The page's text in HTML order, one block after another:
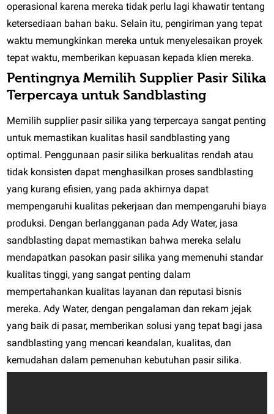
operasional karena mereka tidak perlu lagi khawatir tentang
ketersediaan bahan baku. Selain itu, pengiriman yang tepat
waktu memungkinkan mereka untuk menyelesaikan proyek
tepat waktu, memberikan kepuasan kepada klien mereka.
Pentingnya Memilih Supplier Pasir Silika
Terpercaya untuk Sandblasting
Memilih supplier pasir silika yang terpercaya sangat penting
untuk memastikan kualitas hasil sandblasting yang
optimal. Penggunaan pasir silika berkualitas rendah atau
tidak konsisten dapat menghasilkan proses sandblasting
yang kurang efisien, yang pada akhirnya dapat
mempengaruhi kualitas pekerjaan dan mempengaruhi biaya
produksi. Dengan berlangganan pada Ady Water, jasa
sandblasting dapat memastikan bahwa mereka selalu
mendapatkan pasokan pasir silika yang memenuhi standar
kualitas tinggi, yang sangat penting dalam
mempertahankan kualitas layanan dan reputasi bisnis
mereka. Ady Water, dengan pengalaman dan rekam jejak
yang baik di pasar, memberikan solusi yang tepat bagi jasa
sandblasting yang mencari keandalan, kualitas, dan
kemudahan dalam pemenuhan kebutuhan pasir silika.